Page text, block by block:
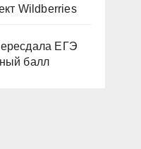
Wildberries
ЕГЭ
балл